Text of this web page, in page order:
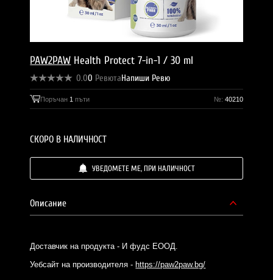
PAW2PAW Health Protect 7-in-1 / 30 ml
0.00 РевютаНапиши Ревю
Поръчан 1 пъти №: 40210
СКОРО В НАЛИЧНОСТ
УВЕДОМЕТЕ МЕ, ПРИ НАЛИЧНОСТ
Описание
Доставчик на продукта - И фудс ЕООД.
Уебсайт на производителя - https://paw2paw.bg/